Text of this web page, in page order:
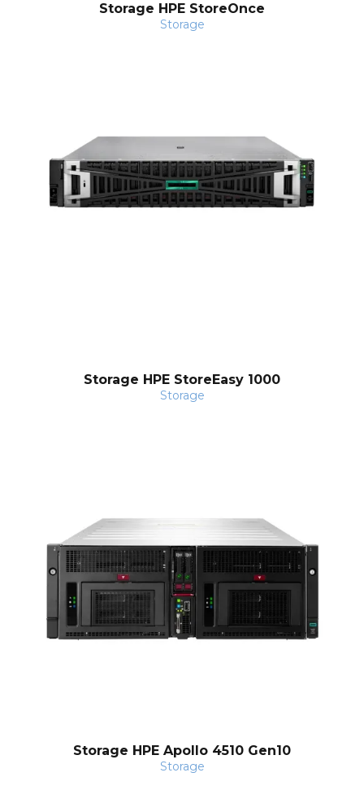
Storage HPE StoreOnce
Storage
Storage HPE StoreEasy 1000
Storage
Storage HPE Apollo 4510 Gen10
Storage